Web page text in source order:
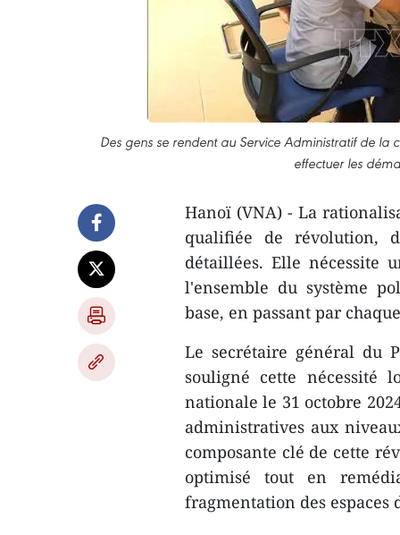
Des gens se rendent au Service Administratif de la
effectuer les
Hanoï (VNA) - La
qualifiée de révolution,
détaillées. Elle nécessite
l'ensemble du système
base, en passant par
Le secrétaire général du
souligné cette nécessité
nationale le 31 octobre
administratives aux
composante clé de cette
optimisé tout en
fragmentation des espaces